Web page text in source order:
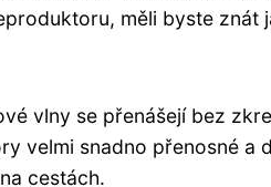
měli byste znát
vlny se přenášejí bez
velmi snadno přenosné a
cestách.